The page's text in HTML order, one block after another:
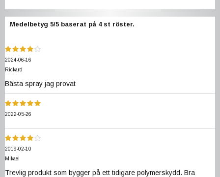
Medelbetyg 5/5 baserat på 4st röster.
2024-06-16
Rickard
Bästa spray jag provat
2022-05-26
2019-02-10
Mikael
Trevlig produkt som bygger på ett tidigare polymerskydd. Bra